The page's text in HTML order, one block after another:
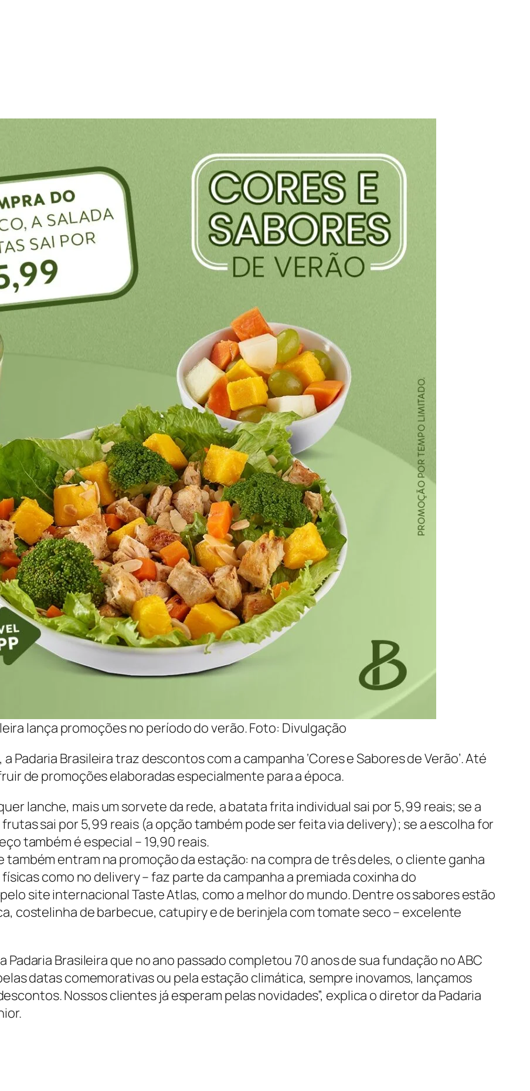
lança promoções no período do verão. Foto: Divulgação
Padaria Brasileira traz descontos com a campanha ‘Cores e Sabores de Verão’. Até
de promoções elaboradas especialmente para a época.
lanche, mais um sorvete da rede, a batata frita individual sai por 5,99 reais; se a
sai por 5,99 reais (a opção também pode ser feita via delivery); se a escolha for
também é especial – 19,90 reais.
também entram na promoção da estação: na compra de três deles, o cliente ganha
como no delivery – faz parte da campanha a premiada coxinha do
site internacional Taste Atlas, como a melhor do mundo. Dentre os sabores estão
costelinha de barbecue, catupiry e de berinjela com tomate seco – excelente
Padaria Brasileira que no ano passado completou 70 anos de sua fundação no ABC
datas comemorativas ou pela estação climática, sempre inovamos, lançamos
Nossos clientes já esperam pelas novidades”, explica o diretor da Padaria